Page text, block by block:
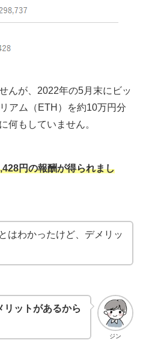
んが、2022年の5月末にビッ
アム（ETH）を約10万円分
何もしていません。
円の報酬が得られまし
はわかったけど、デメリッ
ジン
リットがあるから